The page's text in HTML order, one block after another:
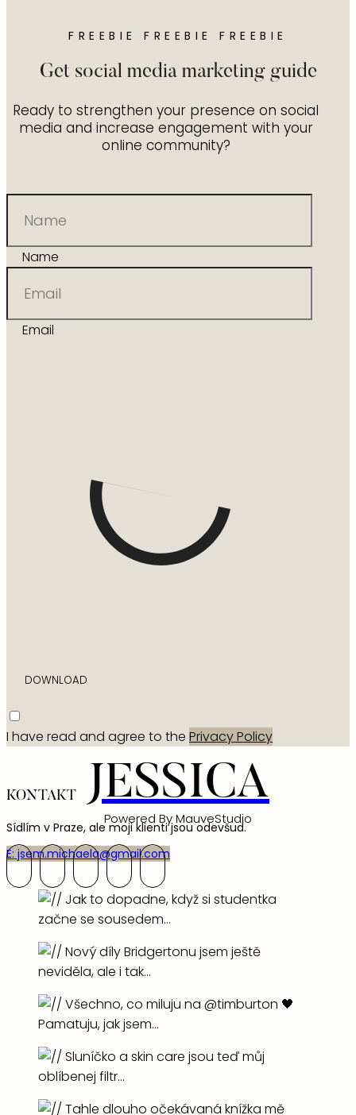
FREEBIE FREEBIE FREEBIE
Get social media marketing guide
Ready to strengthen your presence on social
media and increase engagement with your
online community?
Name
Email
I have read and agree to the Privacy Policy
JESSICA
Powered By MauveStudio
KONTAKT
Sídlím v Praze, ale moji klienti jsou odevšud.
E: jsem.michaela@gmail.com